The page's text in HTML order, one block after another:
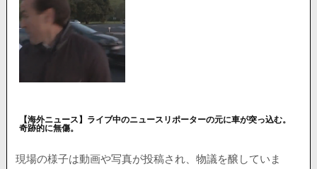
【海外ニュース】ライブ中のニュースリポーターの元に車が突っ込む。
奇跡的に無傷。
現場の様子は動画や写真が投稿され、物議を醸していま